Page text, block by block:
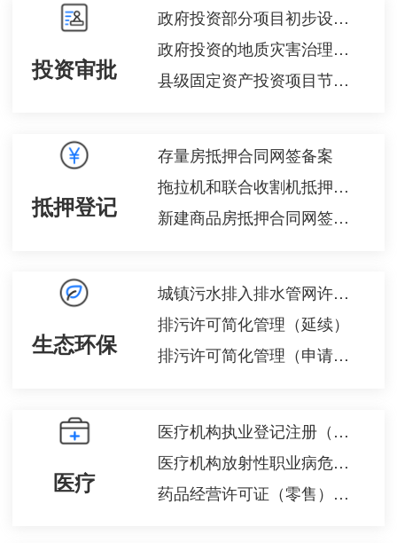
投资审批
政府投资部分项目初步设计审批
政府投资的地质灾害治理工程竣工验收
县级固定资产投资项目节能审查
抵押登记
存量房抵押合同网签备案
拖拉机和联合收割机抵押登记
新建商品房抵押合同网签备案
生态环保
城镇污水排入排水管网许可注销
排污许可简化管理（延续）
排污许可简化管理（申请、重新申请）
医疗
医疗机构执业登记注册（注销）
医疗机构放射性职业病危害建设项目预评价报告审核
药品经营许可证（零售）补证